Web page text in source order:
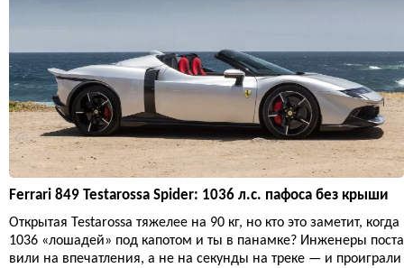
Ferrari 849 Testarossa Spider: 1036 л.с. пафоса без крыши
Открытая Testarossa тяжелее на 90 кг, но кто это заметит, когда
1036 «лошадей» под капотом и ты в панамке? Инженеры поста
вили на впечатления, а не на секунды на треке — и проиграли